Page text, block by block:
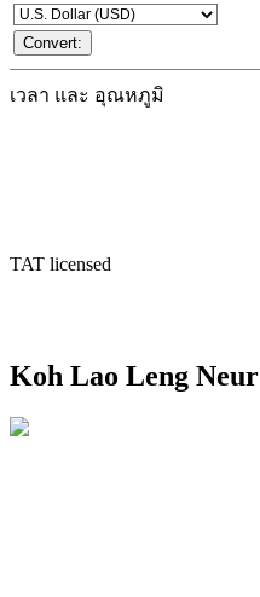
เวลา และ อุณหภูมิ
TAT licensed
Koh Lao Leng Neur